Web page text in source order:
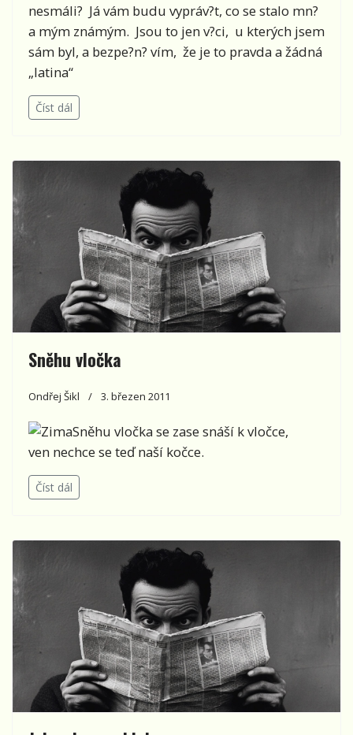
nesmáli? Já vám budu vypráv?t, co se stalo mn?
a mým známým. Jsou to jen v?ci, u kterých jsem
sám byl, a bezpe?n? vím, že je to pravda a žádná
„latina“
Číst dál
Sněhu vločka
Ondřej Šikl 3. březen 2011
Sněhu vločka se zase snáší k vločce,
ven nechce se teď naší kočce.
Číst dál